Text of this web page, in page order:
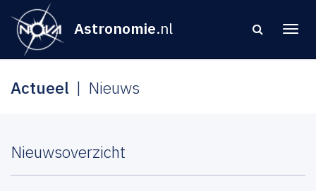
Astronomie.nl
Actueel Nieuws
Nieuwsoverzicht